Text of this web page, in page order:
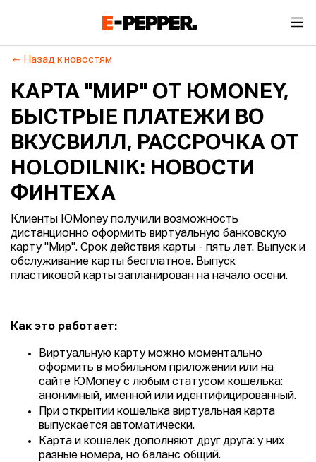
Назад к новостям
КАРТА "МИР" ОТ ЮMONEY,
БЫСТРЫЕ ПЛАТЕЖИ ВО
ВКУСВИЛЛ, РАССРОЧКА ОТ
HOLODILNIK: НОВОСТИ
ФИНТЕХА
Клиенты ЮMoney получили возможность
дистанционно оформить виртуальную банковскую
карту "Мир". Срок действия карты - пять лет. Выпуск и
обслуживание карты бесплатное. Выпуск
пластиковой карты запланирован на начало осени.
Как это работает:
Виртуальную карту можно моментально
оформить в мобильном приложении или на
сайте ЮMoney с любым статусом кошелька:
анонимный, именной или идентифицированный.
При открытии кошелька виртуальная карта
выпускается автоматически.
Карта и кошелек дополняют друг друга: у них
разные номера, но баланс общий.